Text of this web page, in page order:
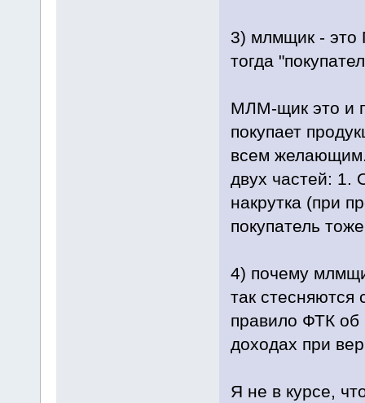
3) млмщик -
тогда
МЛМ-щик это и
покупает
всем желающим.
двух частей: 1.
накрутка (при
покупатель
4) почему
так стесняются
правило ФТК об
доходах при
Я не в курсе,